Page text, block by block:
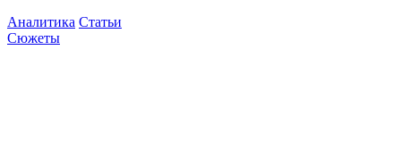
Аналитика Статьи
Сюжеты